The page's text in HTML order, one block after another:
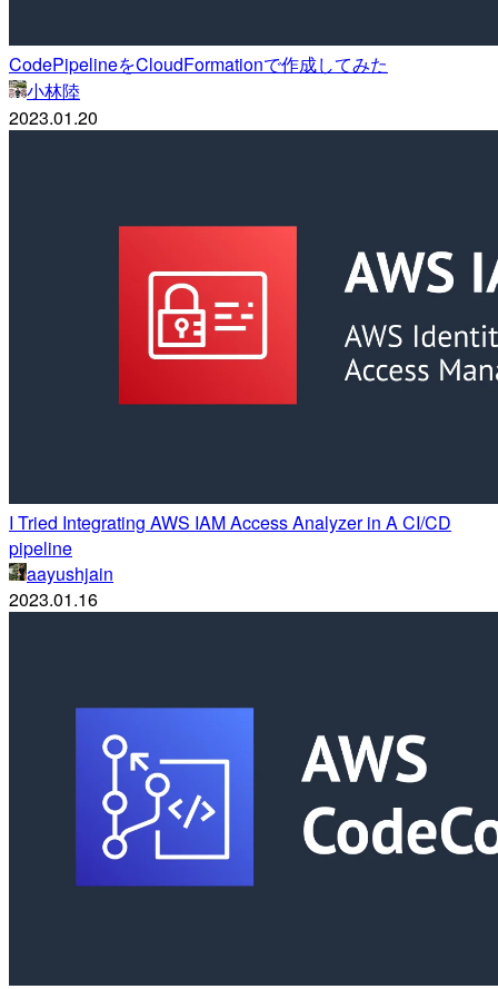
CodePipelineをCloudFormationで作成してみた
小林陸
2023.01.20
I Tried Integrating AWS IAM Access Analyzer in A CI/CD
pipeline
aayushjain
2023.01.16